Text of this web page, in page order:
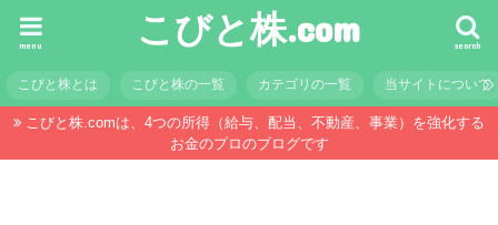
こびと株.com search
menu
こびと株とは こびと株の一覧 カテゴリの一覧 当サイトについて
こびと株.comは、4つの所得（給与、配当、不動産、事業）を強化する
お金のプロのブログです